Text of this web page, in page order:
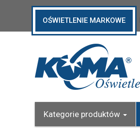
OŚWIETLENIE MARKOWE
Kategorie produktów